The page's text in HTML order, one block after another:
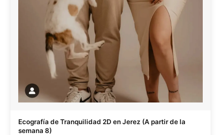
Ecografía de Tranquilidad 2D en Jerez (A partir de la
semana 8)